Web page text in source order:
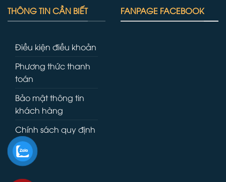
THÔNG TIN CẦN BIẾT
Điều kiện điều khoản
Phương thức thanh
toán
Bảo mật thông tin
khách hàng
Chính sách quy định
FANPAGE FACEBOOK